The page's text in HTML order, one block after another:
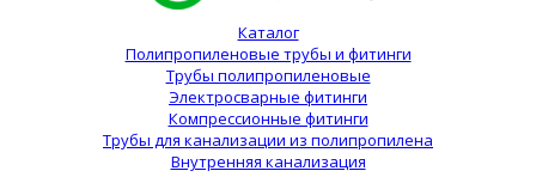
Каталог
Полипропиленовые трубы и фитинги
Трубы полипропиленовые
Электросварные фитинги
Компрессионные фитинги
Трубы для канализации из полипропилена
Внутренняя канализация